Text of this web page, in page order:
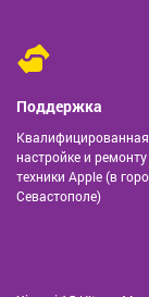
Поддержка
настройке и
техники Apple (в
Севастополе)